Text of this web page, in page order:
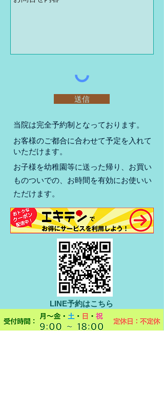
送信
当院は完全予約制となっております。
お客様のご都合に合わせて予定を入れて
いただけます。
お子様を幼稚園等に送った帰り、お買い
ものついでの、お時間を有効にお使いい
ただけます。
LINE予約はこちら